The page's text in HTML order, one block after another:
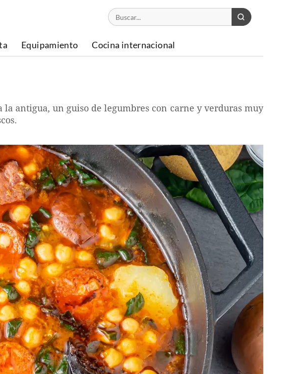
Equipamiento Cocina internacional
antigua, un guiso de legumbres con carne y verduras muy